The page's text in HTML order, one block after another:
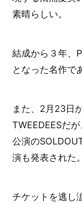
素晴らしい。
結成から３年、
となった名作で
また、2月23日
TWEEDEESだ
公演の
演も発表された。
チケットを逃し